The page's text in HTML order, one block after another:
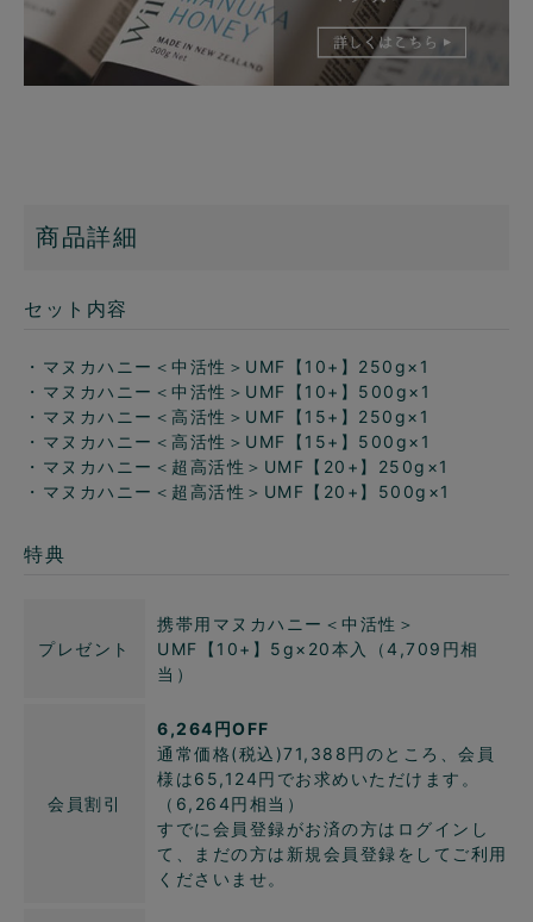
商品詳細
セット内容
・マヌカハニー＜中活性＞UMF【10+】250g×1
・マヌカハニー＜中活性＞UMF【10+】500g×1
・マヌカハニー＜高活性＞UMF【15+】250g×1
・マヌカハニー＜高活性＞UMF【15+】500g×1
・マヌカハニー＜超高活性＞UMF【20+】250g×1
・マヌカハニー＜超高活性＞UMF【20+】500g×1
特典
プレゼント
携帯用マヌカハニー＜中活性＞
UMF【10+】5g×20本入（4,709円相
当）
会員割引
6,264円OFF
通常価格(税込)71,388円のところ、会員
様は65,124円でお求めいただけます。
（6,264円相当）
すでに会員登録がお済の方はログインし
て、まだの方は新規会員登録をしてご利用
くださいませ。